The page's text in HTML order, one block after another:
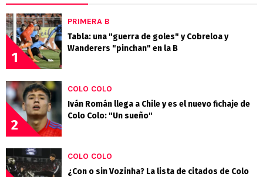
1
PRIMERA B
Tabla: una "guerra de goles" y Cobreloa y
Wanderers "pinchan" en la B
2
COLO COLO
Iván Román llega a Chile y es el nuevo fichaje de
Colo Colo: "Un sueño"
COLO COLO
¿Con o sin Vozinha? La lista de citados de Colo